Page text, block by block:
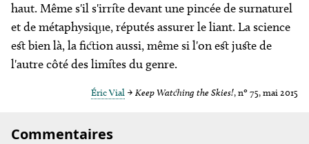
haut. Même s'il s'irrite devant une pincée de surnaturel
et de métaphysique, réputés assurer le liant. La science
est bien là, la fiction aussi, même si l'on est juste de
l'autre côté des limites du genre.
Éric Vial → Keep Watching the Skies!, nº 75, mai 2015
Commentaires